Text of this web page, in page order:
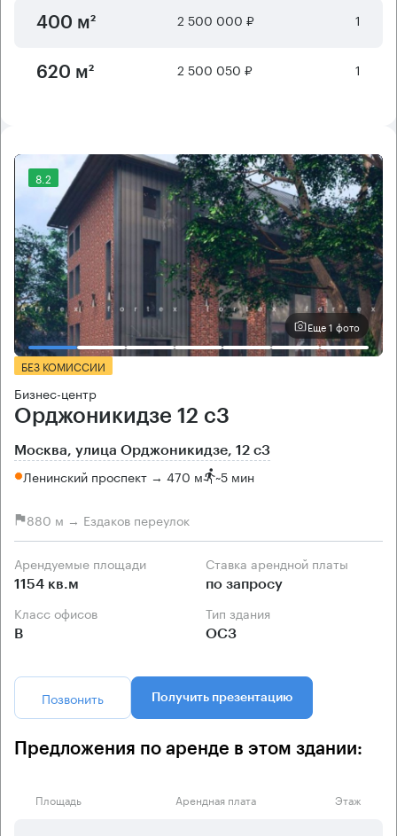
400 м² 2 500 000 ₽ 1
620 м² 2 500 050 ₽ 1
8.2
Еще 1 фото
БЕЗ КОМИССИИ
Бизнес-центр
Орджоникидзе 12 с3
Москва, улица Орджоникидзе, 12 с3
Ленинский проспект → 470 м ~5 мин
880 м → Ездаков переулок
Арендуемые площади
1154 кв.м
Ставка арендной платы
по запросу
Класс офисов
B
Тип здания
ОСЗ
Позвонить Получить презентацию
Предложения по аренде в этом здании:
Площадь Арендная плата Этаж